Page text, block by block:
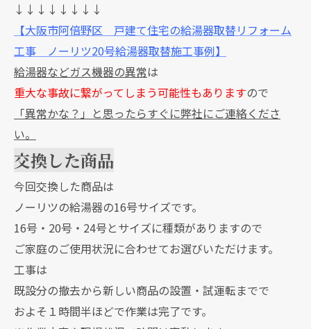
↓↓↓↓↓↓↓↓
【大阪市阿倍野区 戸建て住宅の給湯器取替リフォーム
工事 ノーリツ20号給湯器取替施工事例】
給湯器などガス機器の異常は
重大な事故に繋がってしまう可能性もありますので
「異常かな？」と思ったらすぐに弊社にご連絡くださ
い。
交換した商品
今回交換した商品は
ノーリツの給湯器の16号サイズです。
16号・20号・24号とサイズに種類がありますので
ご家庭のご使用状況に合わせてお選びいただけます。
工事は
既設分の撤去から新しい商品の設置・試運転までで
およそ１時間半ほどで作業は完了です。